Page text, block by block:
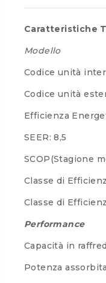
Caratteristiche
Modello
Codice unità
Codice unità
Efficienza
SEER: 8,5
SCOP(Stagione
Classe di
Classe di
Performance
Capacità in
Potenza